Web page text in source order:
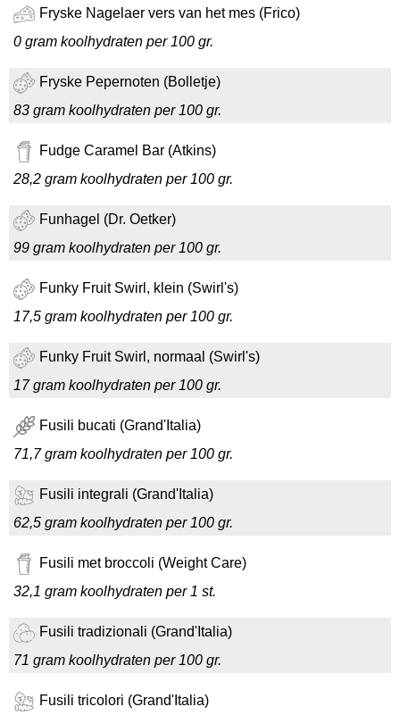
Fryske Nagelaer vers van het mes (Frico)
0 gram koolhydraten per 100 gr.
Fryske Pepernoten (Bolletje)
83 gram koolhydraten per 100 gr.
Fudge Caramel Bar (Atkins)
28,2 gram koolhydraten per 100 gr.
Funhagel (Dr. Oetker)
99 gram koolhydraten per 100 gr.
Funky Fruit Swirl, klein (Swirl's)
17,5 gram koolhydraten per 100 gr.
Funky Fruit Swirl, normaal (Swirl's)
17 gram koolhydraten per 100 gr.
Fusili bucati (Grand'Italia)
71,7 gram koolhydraten per 100 gr.
Fusili integrali (Grand'Italia)
62,5 gram koolhydraten per 100 gr.
Fusili met broccoli (Weight Care)
32,1 gram koolhydraten per 1 st.
Fusili tradizionali (Grand'Italia)
71 gram koolhydraten per 100 gr.
Fusili tricolori (Grand'Italia)